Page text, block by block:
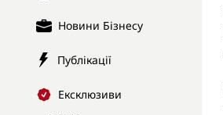
Новини Бізнесу
Публікації
Ексклюзиви